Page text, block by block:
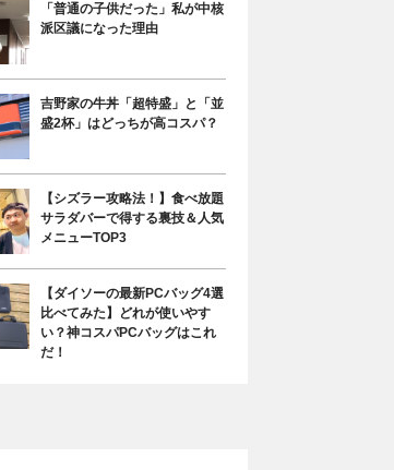
「普通の子供だった」私が中核
派区議になった理由
吉野家の牛丼「超特盛」と「並
盛2杯」はどっちが高コスパ？
【シズラー攻略法！】食べ放題
サラダバーで得する裏技＆人気
メニューTOP3
【ダイソーの最新PCバッグ4選
比べてみた】どれが使いやす
い？神コスパPCバッグはこれ
だ！